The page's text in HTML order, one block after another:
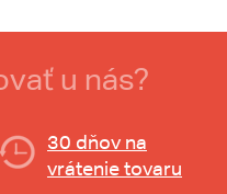
u nás?
30 dňov na
vrátenie tovaru